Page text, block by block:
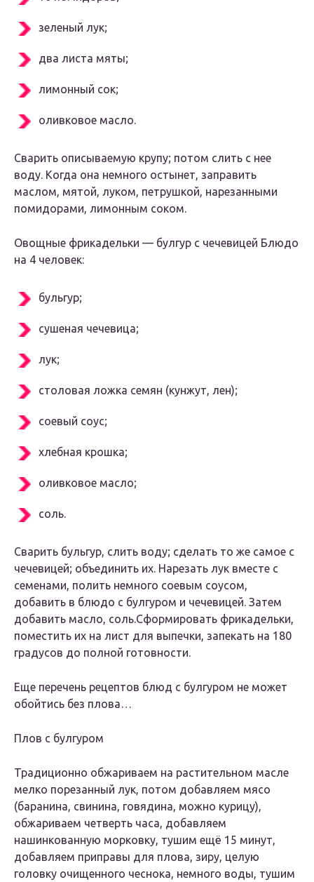
зеленый лук;
два листа мяты;
лимонный сок;
оливковое масло.
Сварить описываемую крупу; потом слить с нее
воду. Когда она немного остынет, заправить
маслом, мятой, луком, петрушкой, нарезанными
помидорами, лимонным соком.
Овощные фрикадельки — булгур с чечевицей Блюдо
на 4 человек:
бульгур;
сушеная чечевица;
лук;
столовая ложка семян (кунжут, лен);
соевый соус;
хлебная крошка;
оливковое масло;
соль.
Сварить бульгур, слить воду; сделать то же самое с
чечевицей; объединить их. Нарезать лук вместе с
семенами, полить немного соевым соусом,
добавить в блюдо с булгуром и чечевицей. Затем
добавить масло, соль.Сформировать фрикадельки,
поместить их на лист для выпечки, запекать на 180
градусов до полной готовности.
Еще перечень рецептов блюд с булгуром не может
обойтись без плова…
Плов с булгуром
Традиционно обжариваем на растительном масле
мелко порезанный лук, потом добавляем мясо
(баранина, свинина, говядина, можно курицу),
обжариваем четверть часа, добавляем
нашинкованную морковку, тушим ещё 15 минут,
добавляем приправы для плова, зиру, целую
головку очищенного чеснока, немного воды, тушим